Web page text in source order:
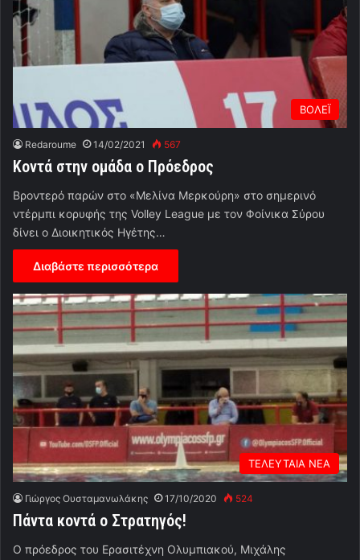
ΒΟΛΕΪ
Redaroume 14/02/2021 567
Κοντά στην ομάδα ο Πρόεδρος
Βροντερό παρών στο «Μελίνα Μερκούρη» στο σημερινό
ντέρμπι κορυφής της Volley League με τον Φοίνικα Σύρου
δίνει ο Διοικητικός Ηγέτης…
Διαβάστε περισσότερα
ΤΕΛΕΥΤΑΙΑ ΝΕΑ
Γιώργος Ουσταμανωλάκης 17/10/2020 524
Πάντα κοντά ο Στρατηγός!
Ο πρόεδρος του Ερασιτέχνη Ολυμπιακού, Μιχάλης